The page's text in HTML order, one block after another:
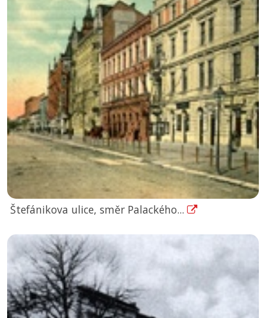
Štefánikova ulice, směr Palackého...